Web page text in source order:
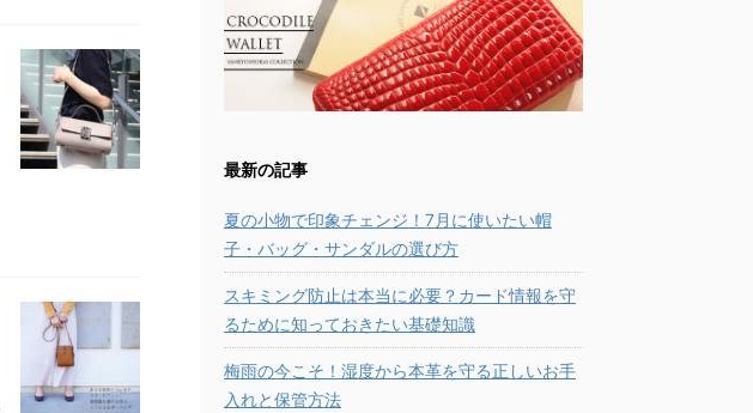
最新の記事
夏の小物で印象チェンジ！7月に使いたい帽
子・バッグ・サンダルの選び方
スキミング防止は本当に必要？カード情報を守
るために知っておきたい基礎知識
梅雨の今こそ！湿度から本革を守る正しいお手
入れと保管方法